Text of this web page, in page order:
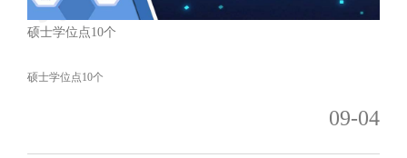
硕士学位点10个
硕士学位点10个
09-04